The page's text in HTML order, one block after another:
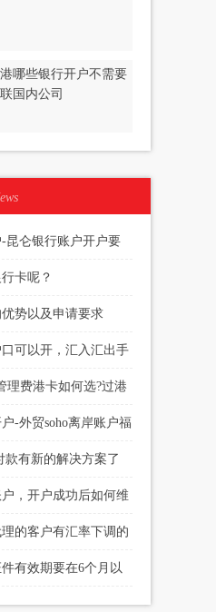
哪些银行开户不需要
国内公司
昆仑银行账户开户要
卡呢？
势以及申请要求
可以开，汇入汇出手
理费港卡如何选?过港
-外贸soho离岸账户福
有新的解决方案了
，开户成功后如何维
的客户有汇率下调的
有效期要在6个月以